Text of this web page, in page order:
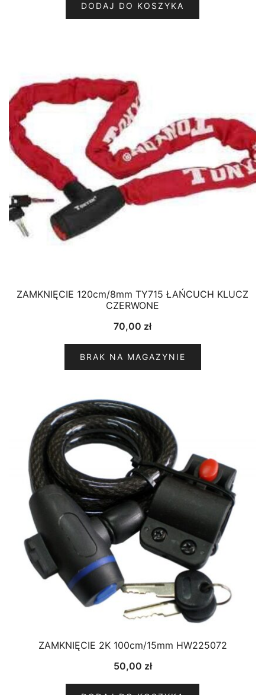
DODAJ DO KOSZYKA
ZAMKNIĘCIE 120cm/8mm TY715 ŁAŃCUCH KLUCZ
CZERWONE
70,00 zł
BRAK NA MAGAZYNIE
ZAMKNIĘCIE 2K 100cm/15mm HW225072
50,00 zł